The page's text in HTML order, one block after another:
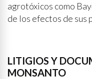
agrotóxicos como
de los efectos de sus
LITIGIOS Y
MONSANTO